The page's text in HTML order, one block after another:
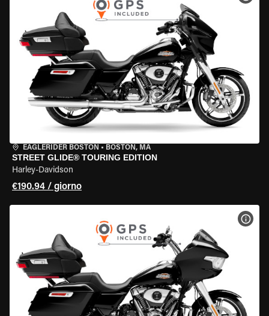
EAGLERIDER BOSTON • BOSTON, MA
STREET GLIDE® TOURING EDITION
Harley-Davidson
€190.94 / giorno